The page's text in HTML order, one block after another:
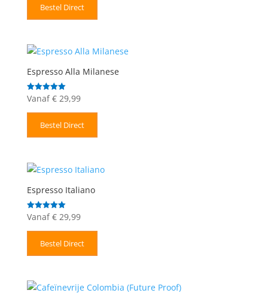
Bestel Direct
Espresso Alla Milanese
Gewaardeerd
5.00
uit 5
Vanaf €29,99
Bestel Direct
Espresso Italiano
Gewaardeerd
5.00
uit 5
Vanaf €29,99
Bestel Direct